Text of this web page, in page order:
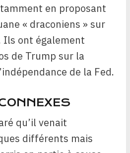
en proposant
« draconiens » sur
ont également
de Trump sur la
de la Fed.
qu’il venait
différents mais